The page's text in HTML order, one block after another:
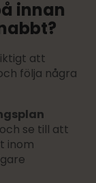
innan
att
följa några
se till att
inom